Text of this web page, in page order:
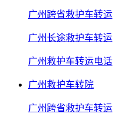
广州跨省救护车转运
广州长途救护车转运
广州救护车转运电话
广州救护车转院
广州跨省救护车转运